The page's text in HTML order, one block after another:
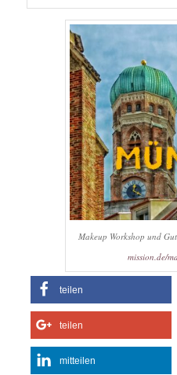
Makeup Workshop und
mission.de/
teilen
teilen
mitteilen